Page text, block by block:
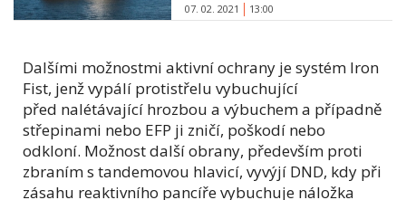
07. 02. 2021 13:00
Dalšími možnostmi aktivní ochrany je systém Iron
Fist, jenž vypálí protistřelu vybuchující
před nalétávající hrozbou a výbuchem a případně
střepinami nebo EFP ji zničí, poškodí nebo
odkloní. Možnost další obrany, především proti
zbraním s tandemovou hlavicí, vyvýjí DND, kdy při
zásahu reaktivního pancíře vybuchuje náložka